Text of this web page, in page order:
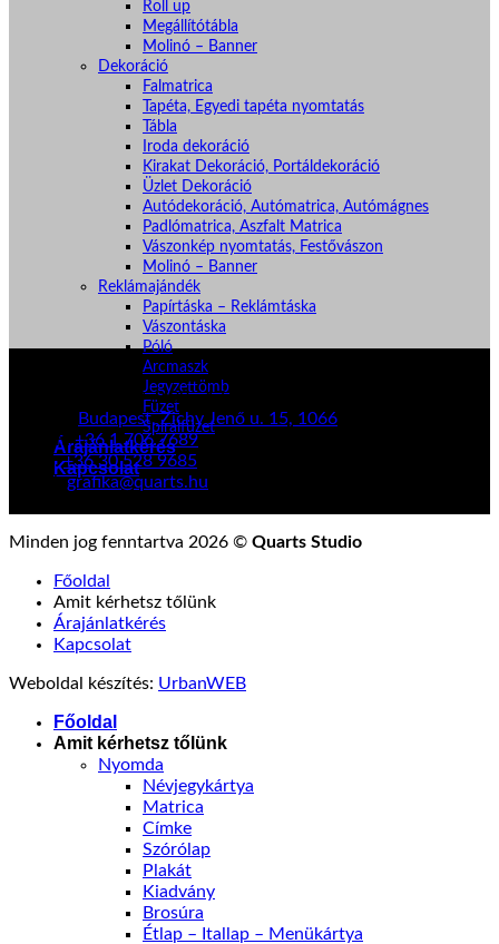
Roll up
Megállítótábla
Molinó – Banner
Dekoráció
Falmatrica
Tapéta, Egyedi tapéta nyomtatás
Tábla
Iroda dekoráció
Kirakat Dekoráció, Portáldekoráció
Üzlet Dekoráció
Autódekoráció, Autómatrica, Autómágnes
Padlómatrica, Aszfalt Matrica
Vászonkép nyomtatás, Festővászon
Molinó – Banner
Reklámajándék
Papírtáska – Reklámtáska
Vászontáska
Póló
Arcmaszk
Jegyzettömb
Füzet
Spirálfüzet
Árajánlatkérés
Kapcsolat
Nyitvatartás: H-P: 9:00 - 17:30 SZo,V: Zárva
Budapest, Zichy Jenő u. 15, 1066
Telefon:+36 1 706 7689
Mobil:+36 30 528 9685
E-mail:grafika@quarts.hu
Minden jog fenntartva 2026 © Quarts Studio
Főoldal
Amit kérhetsz tőlünk
Árajánlatkérés
Kapcsolat
Weboldal készítés: UrbanWEB
Főoldal
Amit kérhetsz tőlünk
Nyomda
Névjegykártya
Matrica
Címke
Szórólap
Plakát
Kiadvány
Brosúra
Étlap – Itallap – Menükártya